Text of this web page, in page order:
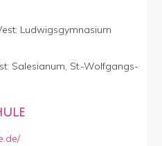
Ludwigsgymnasium
Salesianum, St.-Wolfgangs-